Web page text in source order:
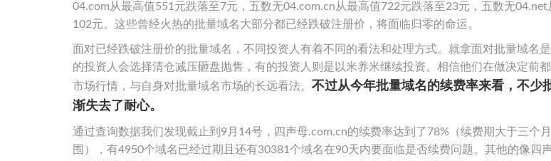
04.com从最高值551元跌落至7元，五数无04.com.cn从最高值722元跌落至23元，五数无04.net
102元。这些曾经火热的批量域名大部分都已经跌破注册价，将面临归零的命运。
面对已经跌破注册价的批量域名，不同投资人有着不同的看法和处理方式。就拿面对批量域名
的投资人会选择清仓减压砸盘抛售，有的投资人则是以米养米继续投资。相信他们在做决定前
市场行情，与自身对批量域名市场的长远看法。 不过从今年批量域名的续费率来看，不少
渐失去了耐心。
通过查询数据我们发现截止到9月14号，四声母.com.cn的续费率达到了78%（续费期大于三个
围），有4950个域名已经过期且还有30381个域名在90天内要面临是否续费问题。其他的像四